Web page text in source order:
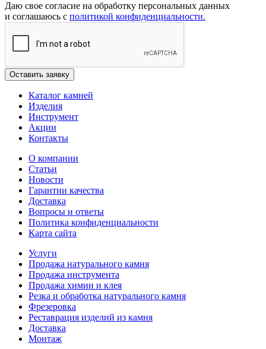
Даю свое согласие на обработку персональных данных
и соглашаюсь с политикой конфиденциальности.
Каталог камней
Изделия
Инструмент
Акции
Контакты
О компании
Статьи
Новости
Гарантии качества
Доставка
Вопросы и ответы
Политика конфиденциальности
Карта сайта
Услуги
Продажа натурального камня
Продажа инструмента
Продажа химии и клея
Резка и обработка натурального камня
Фрезеровка
Реставрация изделий из камня
Доставка
Монтаж